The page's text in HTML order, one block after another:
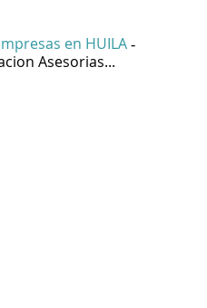
en HUILA -
Asesorias...